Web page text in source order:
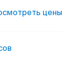
цены